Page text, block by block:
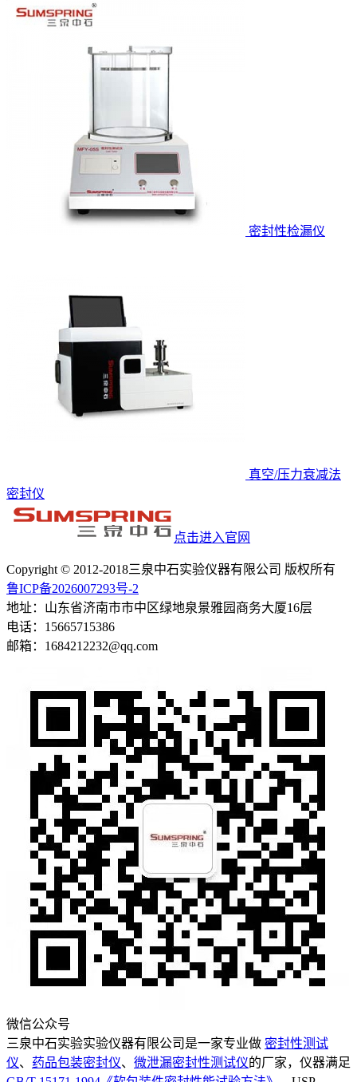
密封性检漏仪
真空/压力衰减法
密封仪
点击进入官网
Copyright © 2012-2018三泉中石实验仪器有限公司 版权所有
鲁ICP备2026007293号-2
地址：山东省济南市市中区绿地泉景雅园商务大厦16层
电话：15665715386
邮箱：1684212232@qq.com
微信公众号
三泉中石实验实验仪器有限公司是一家专业做 密封性测试
仪、 药品包装密封仪、 微泄漏密封性测试仪的厂家，仪器满足